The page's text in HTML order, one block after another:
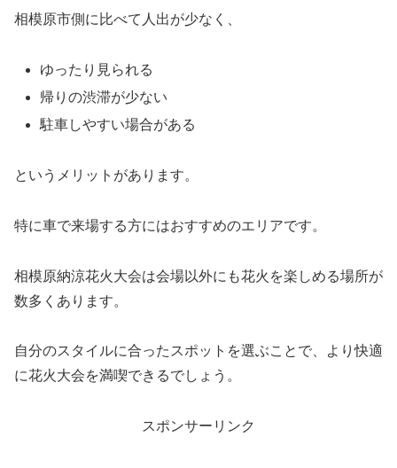
相模原市側に比べて人出が少なく、
ゆったり見られる
帰りの渋滞が少ない
駐車しやすい場合がある
というメリットがあります。
特に車で来場する方にはおすすめのエリアです。
相模原納涼花火大会は会場以外にも花火を楽しめる場所が
数多くあります。
自分のスタイルに合ったスポットを選ぶことで、より快適
に花火大会を満喫できるでしょう。
スポンサーリンク